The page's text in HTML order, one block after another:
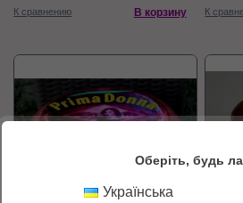
К сравнению В корзину К
Оберіть, будь
Українська